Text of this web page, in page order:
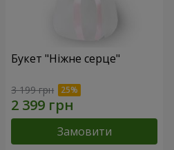
Букет "Ніжне серце"
3 199 грн
Замовити